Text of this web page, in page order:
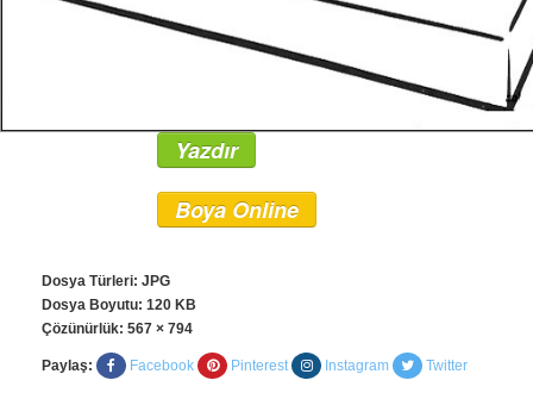
Yazdır
Boya Online
Dosya Türleri: JPG
Dosya Boyutu: 120 KB
Çözünürlük: 567 × 794
Paylaş: Facebook Pinterest Instagram Twitter